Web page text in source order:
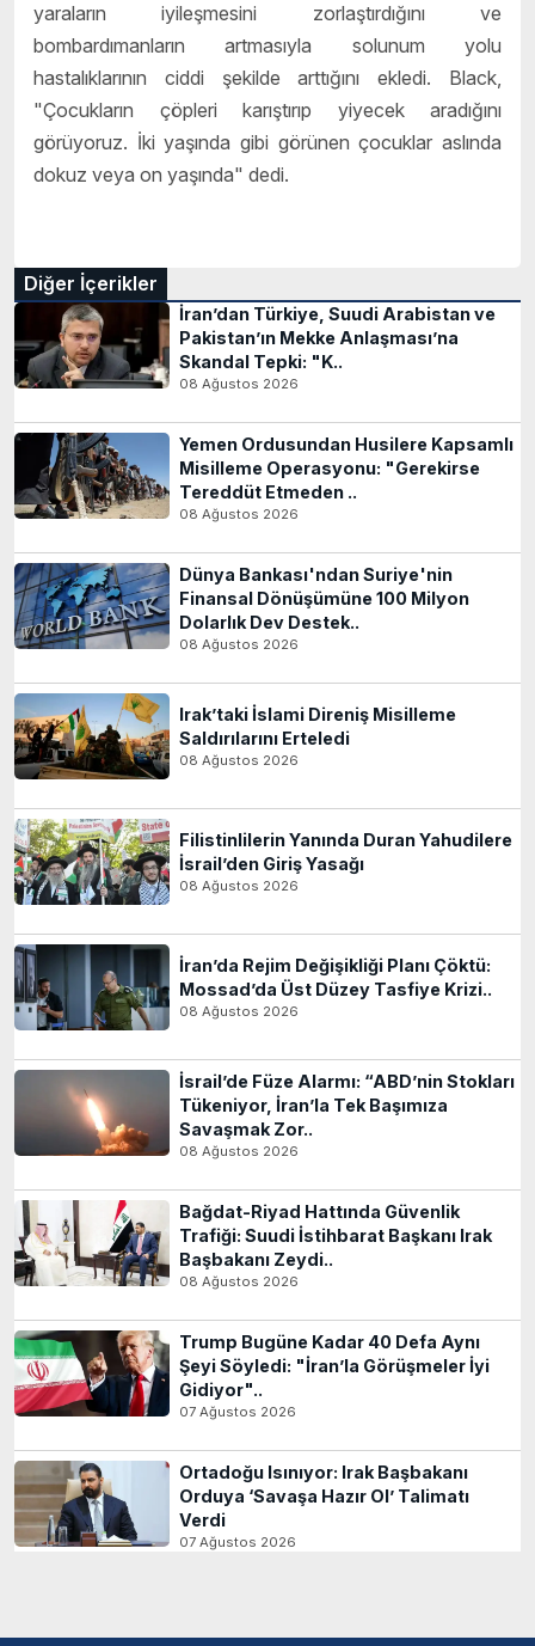
yaraların iyileşmesini zorlaştırdığını ve
bombardımanların artmasıyla solunum yolu
hastalıklarının ciddi şekilde arttığını ekledi. Black,
"Çocukların çöpleri karıştırıp yiyecek aradığını
görüyoruz. İki yaşında gibi görünen çocuklar aslında
dokuz veya on yaşında" dedi.
Diğer İçerikler
İran’dan Türkiye, Suudi Arabistan ve
Pakistan’ın Mekke Anlaşması’na
Skandal Tepki: "K..
08 Ağustos 2026
Yemen Ordusundan Husilere Kapsamlı
Misilleme Operasyonu: "Gerekirse
Tereddüt Etmeden ..
08 Ağustos 2026
Dünya Bankası'ndan Suriye'nin
Finansal Dönüşümüne 100 Milyon
Dolarlık Dev Destek..
08 Ağustos 2026
Irak’taki İslami Direniş Misilleme
Saldırılarını Erteledi
08 Ağustos 2026
Filistinlilerin Yanında Duran Yahudilere
İsrail’den Giriş Yasağı
08 Ağustos 2026
İran’da Rejim Değişikliği Planı Çöktü:
Mossad’da Üst Düzey Tasfiye Krizi..
08 Ağustos 2026
İsrail’de Füze Alarmı: “ABD’nin Stokları
Tükeniyor, İran’la Tek Başımıza
Savaşmak Zor..
08 Ağustos 2026
Bağdat-Riyad Hattında Güvenlik
Trafiği: Suudi İstihbarat Başkanı Irak
Başbakanı Zeydi..
08 Ağustos 2026
Trump Bugüne Kadar 40 Defa Aynı
Şeyi Söyledi: "İran’la Görüşmeler İyi
Gidiyor"..
07 Ağustos 2026
Ortadoğu Isınıyor: Irak Başbakanı
Orduya ‘Savaşa Hazır Ol’ Talimatı
Verdi
07 Ağustos 2026